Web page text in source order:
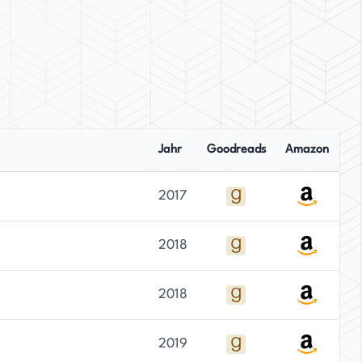
Jahr Goodreads Amazon
2017
2018
2018
2019